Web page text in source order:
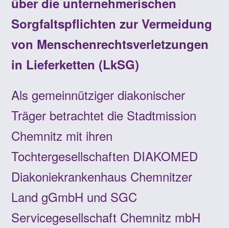
Sorgfaltspflichten zur Vermeidung
von Menschenrechtsverletzungen
in Lieferketten (LkSG)
Als gemeinnütziger diakonischer
Träger betrachtet die Stadtmission
Chemnitz mit ihren
Tochtergesellschaften DIAKOMED
Diakoniekrankenhaus Chemnitzer
Land gGmbH und SGC
Servicegesellschaft Chemnitz mbH